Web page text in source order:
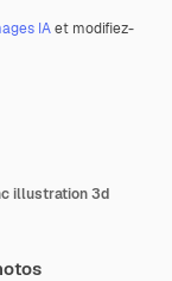
IAet modifiez-
illustration 3d